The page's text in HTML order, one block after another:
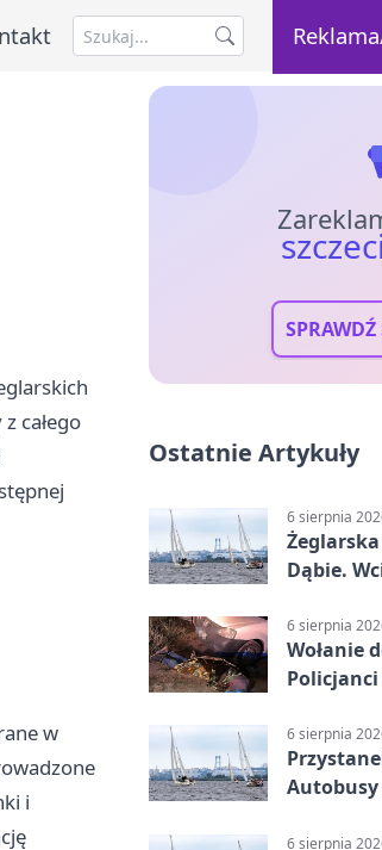
całego
w
i
SPRAWDŹ
Ostatnie Artykuły
6 sierpnia
Dąbie.
6 sierpnia
Wołanie
6 sierpnia
Autobusy
6 sierpnia